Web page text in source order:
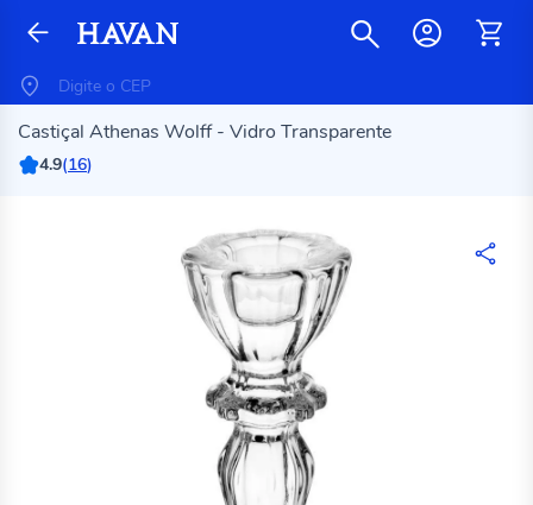
Castiçal Athenas Wolff - Vidro Transparente
4.9(16)